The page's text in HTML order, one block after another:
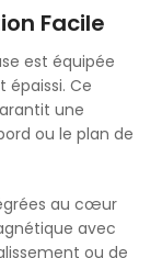
Facile
est équipée
épaissi. Ce
une
ou le plan de
au cœur
avec
ou de